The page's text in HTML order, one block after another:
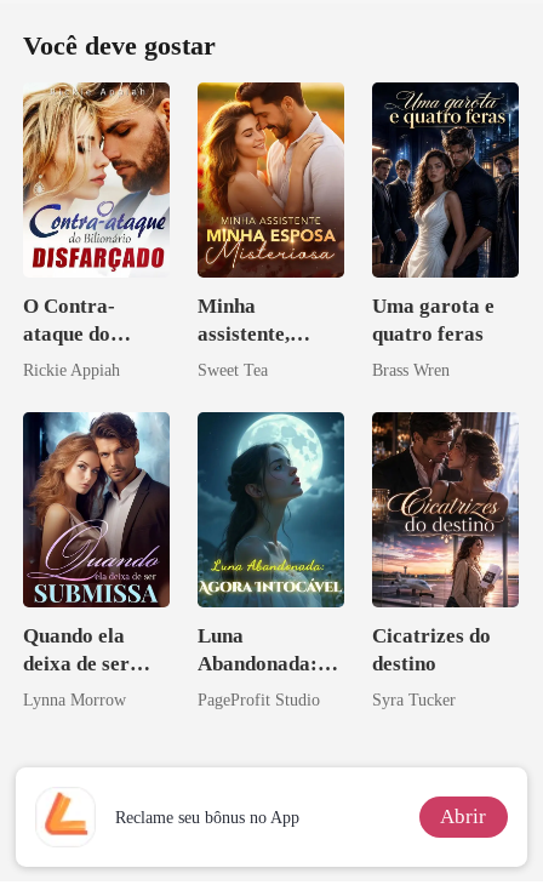
Você deve gostar
O Contra-
ataque do
Bilionário
Rickie Appiah
Minha
assistente,
minha esposa
Sweet Tea
Uma garota e
quatro feras
Brass Wren
Quando ela
deixa de ser
submissa
Lynna Morrow
Luna
Abandonada:
Agora Intocável
PageProfit Studio
Cicatrizes do
destino
Syra Tucker
Reclame seu bônus no App Abrir